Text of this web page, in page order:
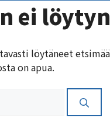
ei
löytäneet
on apua.